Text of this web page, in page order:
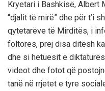
Kryetari i Bashkisë, Albert
“djalit të mirë” dhe për t’i
qytetarëve të Mirditës, i
foltores, prej disa ditësh
dhe si hetuesit e
videot dhe fotot që
tanë në rrjetet e tyre